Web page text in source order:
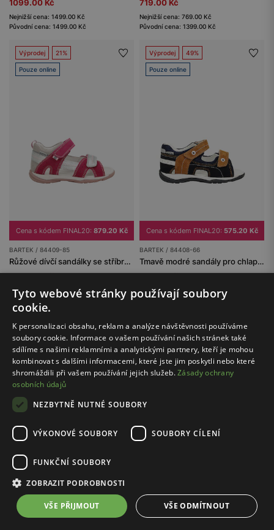
1099.00 Kč
Nejnižší cena: 1499.00 Kč
Původní cena: 1499.00 Kč
719.00 Kč
Nejnižší cena: 769.00 Kč
Původní cena: 1399.00 Kč
Výprodej 21%
Pouze online
Cena s kódem FINAL20: 879.20 Kč
BARTEK / 84409-85
Růžové dívčí sandálky se stříbrnými detaily BARTEK 84409-85
1099.00 Kč
Nejnižší cena: 1399.00 Kč
Původní cena: 1399.00 Kč
Výprodej 49%
Pouze online
Cena s kódem FINAL20: 575.20 Kč
BARTEK / 84408-66
Tmavě modré sandály pro chlapce s hnědými detaily BARTEK 84408-66
719.00 Kč
Nejnižší cena: 769.00 Kč
Původní cena: 1399.00 Kč
Výprodej 21%
Pouze online
Cena s kódem FINAL20:879.20 Kč
Výprodej 27%
Pouze online
Cena s kódem FINAL20:879.20 Kč
Tyto webové stránky používají soubory
cookie.
K personalizaci obsahu, reklam a analýze návštěvnosti používáme
soubory cookie. Informace o vašem používání našich stránek také
sdílíme s našimi reklamními a analytickými partnery, kteří je mohou
kombinovat s dalšími informacemi, které jste jim poskytli nebo které
shromáždili při vašem používání jejich služeb.Zásady ochrany
osobních údajů
NEZBYTNĚ NUTNÉ SOUBORY
VÝKONOVÉ SOUBORY SOUBORY CÍLENÍ
FUNKČNÍ SOUBORY
ZOBRAZIT PODROBNOSTI
VŠE PŘIJMOUT VŠE ODMÍTNOUT